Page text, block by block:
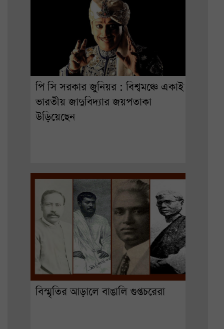
পি সি সরকার জুনিয়র : বিশ্বমঞ্চে একাই
ভারতীয় জাদুবিদ্যার জয়পতাকা
উড়িয়েছেন
বিস্মৃতির আড়ালে বাঙালি গুপ্তচরেরা